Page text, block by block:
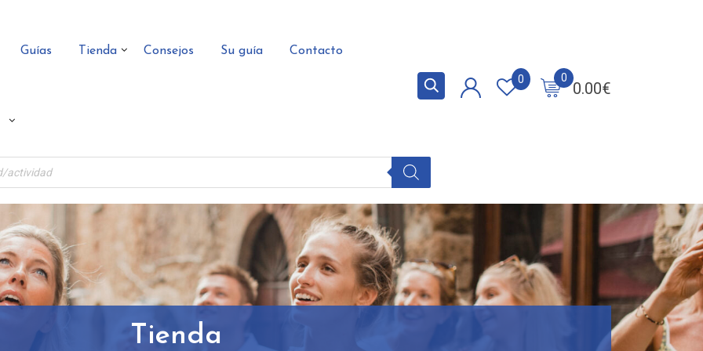
Guías Tienda Consejos Su guía Contacto
0.00€
0
0
Tienda